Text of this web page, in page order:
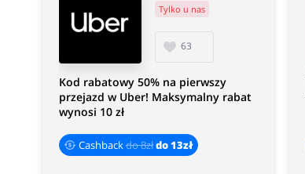
Tylko u nas
63
Kod rabatowy 50% na pierwszy
przejazd w Uber! Maksymalny rabat
wynosi 10 zł
Cashbackdo 8złdo 13zł